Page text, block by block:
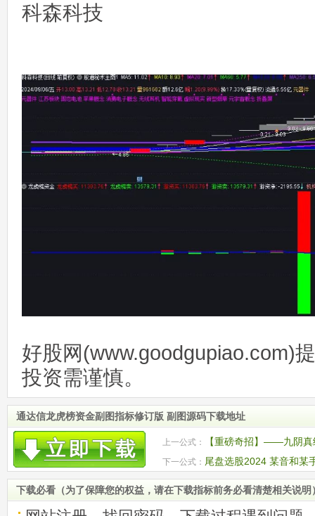
科森科技
好股网(www.goodgupiao.com)
投资需谨慎。
通达信龙虎榜资金副图指标修订版 副图源码下载地址
上一公式： 【重磅奇招】——九阴
下一公式： 尾盘选股2024 某音和某
下载必看（为了保障您的权益，请在下载指标前务必看清楚相关说明